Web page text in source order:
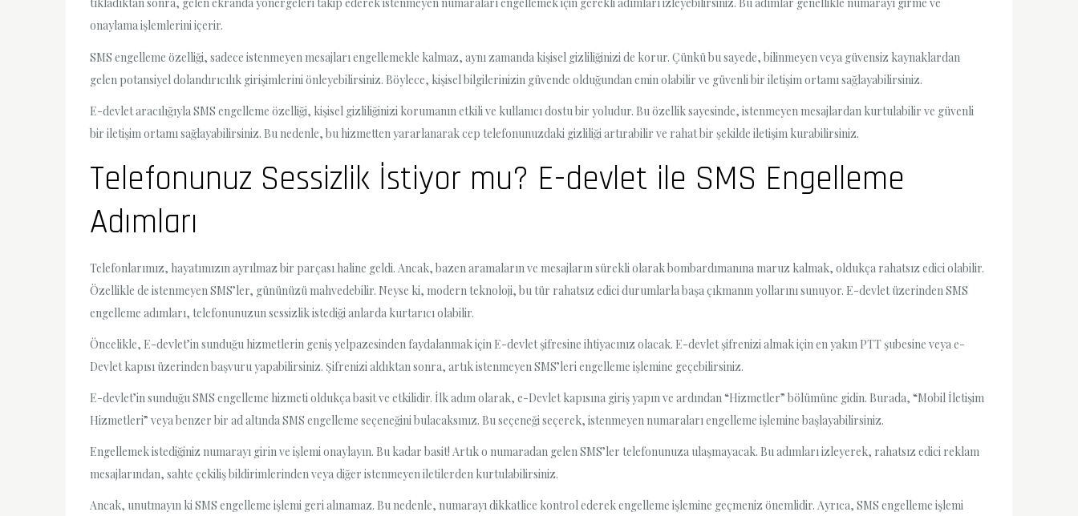
tıkladıktan sonra, gelen ekranda yönergeleri takip ederek istenmeyen numaraları engellemek için gerekli adımları izleyebilirsiniz. Bu adımlar genellikle numarayı girme ve
onaylama işlemlerini içerir.
SMS engelleme özelliği, sadece istenmeyen mesajları engellemekle kalmaz, aynı zamanda kişisel gizliliğinizi de korur. Çünkü bu sayede, bilinmeyen veya güvensiz kaynaklardan
gelen potansiyel dolandırıcılık girişimlerini önleyebilirsiniz. Böylece, kişisel bilgilerinizin güvende olduğundan emin olabilir ve güvenli bir iletişim ortamı sağlayabilirsiniz.
E-devlet aracılığıyla SMS engelleme özelliği, kişisel gizliliğinizi korumanın etkili ve kullanıcı dostu bir yoludur. Bu özellik sayesinde, istenmeyen mesajlardan kurtulabilir ve güvenli
bir iletişim ortamı sağlayabilirsiniz. Bu nedenle, bu hizmetten yararlanarak cep telefonunuzdaki gizliliği artırabilir ve rahat bir şekilde iletişim kurabilirsiniz.
Telefonunuz Sessizlik İstiyor mu? E-devlet ile SMS Engelleme
Adımları
Telefonlarımız, hayatımızın ayrılmaz bir parçası haline geldi. Ancak, bazen aramaların ve mesajların sürekli olarak bombardımanına maruz kalmak, oldukça rahatsız edici olabilir.
Özellikle de istenmeyen SMS’ler, gününüzü mahvedebilir. Neyse ki, modern teknoloji, bu tür rahatsız edici durumlarla başa çıkmanın yollarını sunuyor. E-devlet üzerinden SMS
engelleme adımları, telefonunuzun sessizlik istediği anlarda kurtarıcı olabilir.
Öncelikle, E-devlet’in sunduğu hizmetlerin geniş yelpazesinden faydalanmak için E-devlet şifresine ihtiyacınız olacak. E-devlet şifrenizi almak için en yakın PTT şubesine veya e-
Devlet kapısı üzerinden başvuru yapabilirsiniz. Şifrenizi aldıktan sonra, artık istenmeyen SMS’leri engelleme işlemine geçebilirsiniz.
E-devlet’in sunduğu SMS engelleme hizmeti oldukça basit ve etkilidir. İlk adım olarak, e-Devlet kapısına giriş yapın ve ardından “Hizmetler” bölümüne gidin. Burada, “Mobil İletişim
Hizmetleri” veya benzer bir ad altında SMS engelleme seçeneğini bulacaksınız. Bu seçeneği seçerek, istenmeyen numaraları engelleme işlemine başlayabilirsiniz.
Engellemek istediğiniz numarayı girin ve işlemi onaylayın. Bu kadar basit! Artık o numaradan gelen SMS’ler telefonunuza ulaşmayacak. Bu adımları izleyerek, rahatsız edici reklam
mesajlarından, sahte çekiliş bildirimlerinden veya diğer istenmeyen iletilerden kurtulabilirsiniz.
Ancak, unutmayın ki SMS engelleme işlemi geri alınamaz. Bu nedenle, numarayı dikkatlice kontrol ederek engelleme işlemine geçmeniz önemlidir. Ayrıca, SMS engelleme işlemi